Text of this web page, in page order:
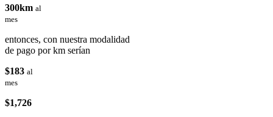
300km al
mes
entonces, con nuestra modalidad
de pago por km serían
$183 al
mes
$1,726